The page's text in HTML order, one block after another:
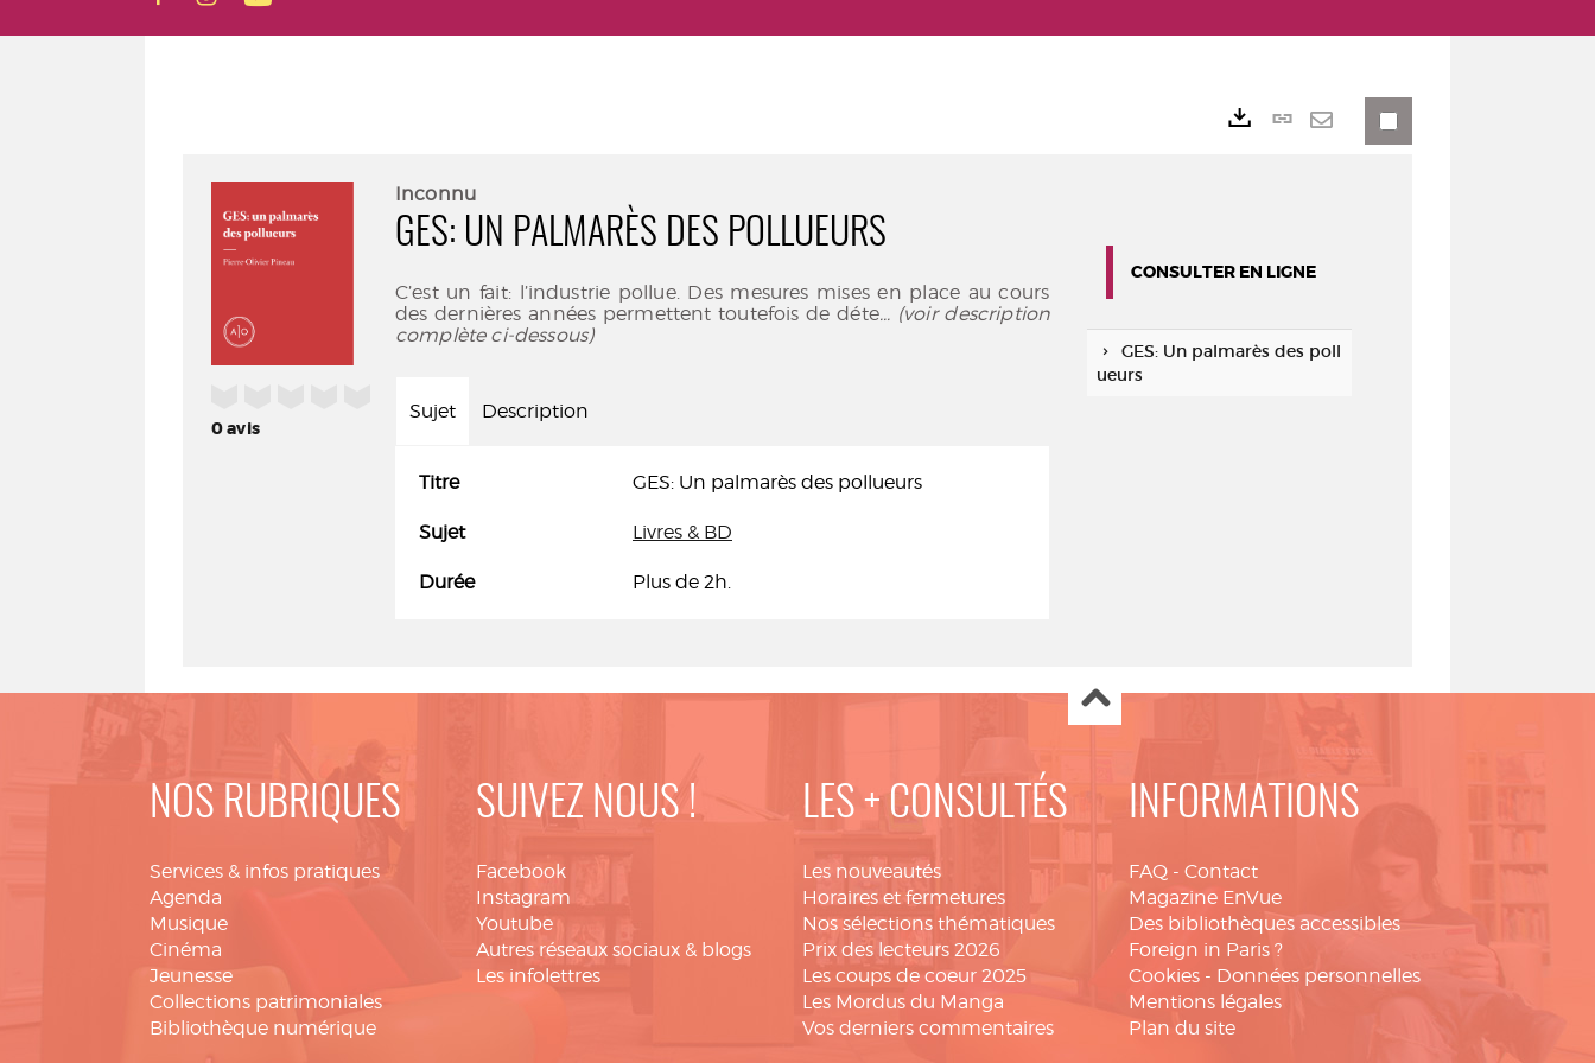
0avis
Inconnu
GES: UN PALMARÈS DES POLLUEURS
C’est un fait: l’industrie pollue. Des mesures mises en place au cours
des dernières années permettent toutefois de déte... (voir description
complète ci-dessous)
Sujet Description
Titre GES: Un palmarès des pollueurs
Sujet Livres & BD
Durée Plus de 2h.
Lien
CONSULTER EN LIGNE
GES: Un palmarès des poll
ueurs
NOS RUBRIQUES
Services & infos pratiques
Agenda
Musique
Cinéma
Jeunesse
Collections patrimoniales
Bibliothèque numérique
SUIVEZ NOUS !
Facebook
Instagram
Youtube
Autres réseaux sociaux & blogs
Les infolettres
LES + CONSULTÉS
Les nouveautés
Horaires et fermetures
Nos sélections thématiques
Prix des lecteurs 2026
Les coups de coeur 2025
Les Mordus du Manga
Vos derniers commentaires
INFORMATIONS
FAQ - Contact
Magazine EnVue
Des bibliothèques accessibles
Foreign in Paris ?
Cookies - Données personnelles
Mentions légales
Plan du site